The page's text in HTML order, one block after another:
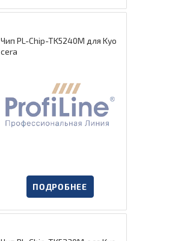
Чип PL-Chip-TK5240M для Kyo
cera
ПОДРОБНЕЕ